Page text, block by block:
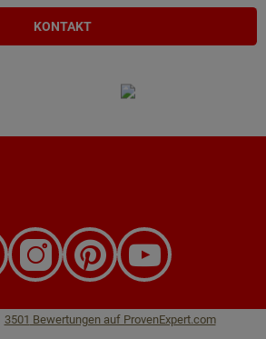
KONTAKT
3501 Bewertungen auf ProvenExpert.com